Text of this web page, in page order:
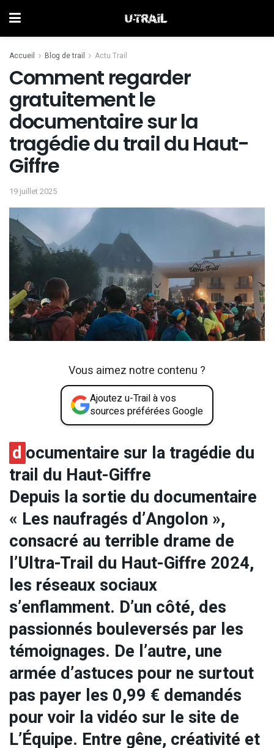
Accueil Blog de trail Actu Trail
Comment regarder
gratuitement le
documentaire sur la
tragédie du trail du Haut-
Giffre
19 juillet 2025
Vous aimez notre contenu ?
Ajoutez u-Trail à vos
sources préférées Google
d ocumentaire sur la tragédie du
trail du Haut-Giffre
Depuis la sortie du documentaire
« Les naufragés d’Angolon »,
consacré au terrible drame de
l’Ultra-Trail du Haut-Giffre 2024,
les réseaux sociaux
s’enflamment. D’un côté, des
passionnés bouleversés par les
témoignages. De l’autre, une
armée d’astuces pour ne surtout
pas payer les 0,99 € demandés
pour voir la vidéo sur le site de
L’Équipe. Entre gêne, créativité et